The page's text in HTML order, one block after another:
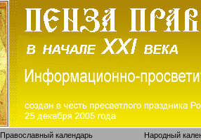
Православный календарь Народный